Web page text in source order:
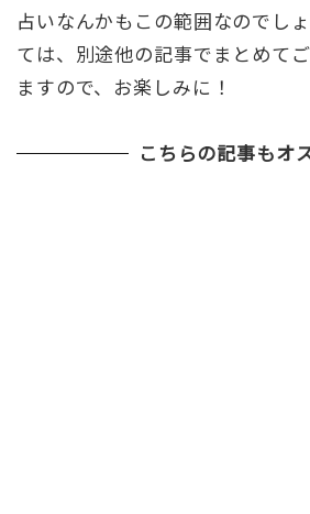
占いなんかもこの範囲なのでし
ては、別途他の記事でまとめて
ますので、お楽しみに！
こちらの記事もオ